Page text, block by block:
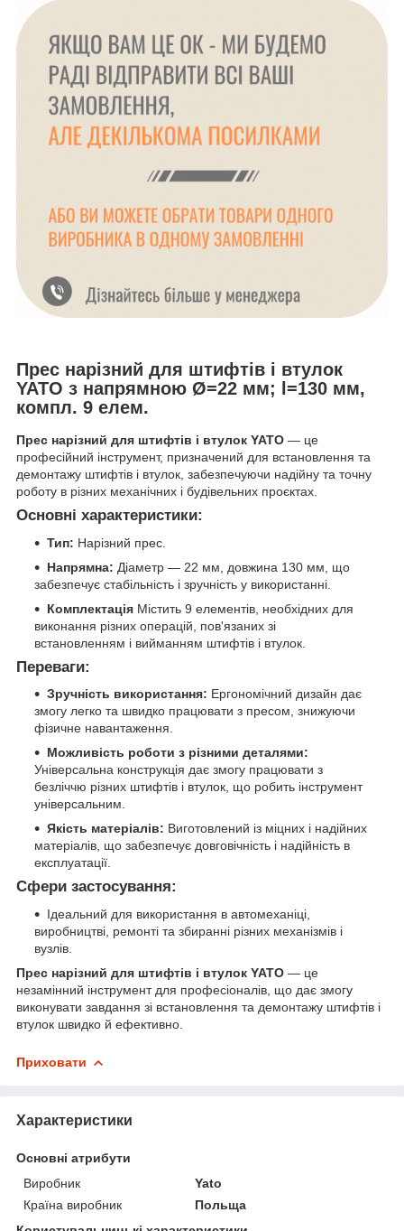
Прес нарізний для штифтів і втулок
YATO з напрямною Ø=22 мм; l=130 мм,
компл. 9 елем.
Прес нарізний для штифтів і втулок YATO — це
професійний інструмент, призначений для встановлення та
демонтажу штифтів і втулок, забезпечуючи надійну та точну
роботу в різних механічних і будівельних проєктах.
Основні характеристики:
Тип: Нарізний прес.
Напрямна: Діаметр — 22 мм, довжина 130 мм, що
забезпечує стабільність і зручність у використанні.
Комплектація Містить 9 елементів, необхідних для
виконання різних операцій, пов'язаних зі
встановленням і вийманням штифтів і втулок.
Переваги:
Зручність використання: Ергономічний дизайн дає
змогу легко та швидко працювати з пресом, знижуючи
фізичне навантаження.
Можливість роботи з різними деталями:
Універсальна конструкція дає змогу працювати з
безліччю різних штифтів і втулок, що робить інструмент
універсальним.
Якість матеріалів: Виготовлений із міцних і надійних
матеріалів, що забезпечує довговічність і надійність в
експлуатації.
Сфери застосування:
Ідеальний для використання в автомеханіці,
виробництві, ремонті та збиранні різних механізмів і
вузлів.
Прес нарізний для штифтів і втулок YATO — це
незамінний інструмент для професіоналів, що дає змогу
виконувати завдання зі встановлення та демонтажу штифтів і
втулок швидко й ефективно.
Приховати
Характеристики
Основні атрибути
Виробник
Yato
Країна виробник
Польща